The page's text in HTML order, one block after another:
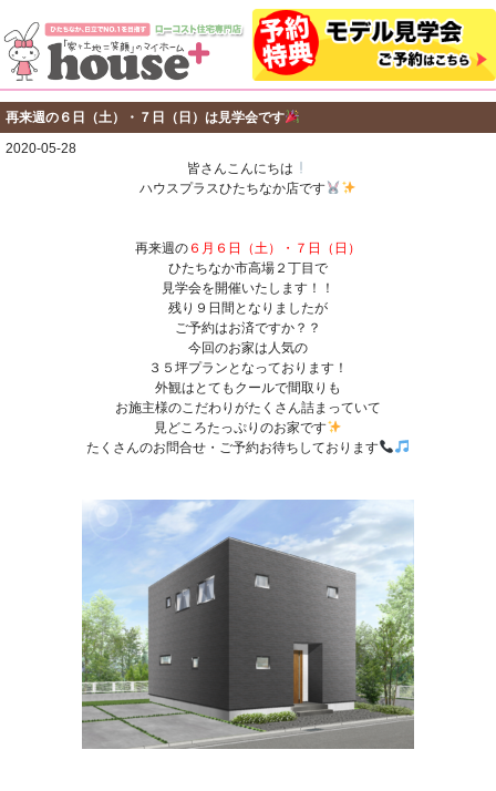
再来週の６日（土）・７日（日）は見学会です
2020-05-28
皆さんこんにちは
ハウスプラスひたちなか店です
再来週の ６月６日（土）・７日（日）
ひたちなか市高場２丁目で
見学会を開催いたします！！
残り９日間となりましたが
ご予約はお済ですか？？
今回のお家は人気の
３５坪プランとなっております！
外観はとてもクールで間取りも
お施主様のこだわりがたくさん詰まっていて
見どころたっぷりのお家です
たくさんのお問合せ・ご予約お待ちしております